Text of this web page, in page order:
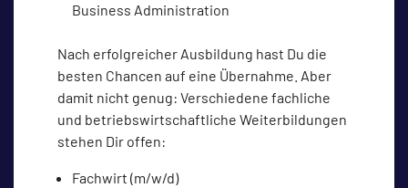
Business Administration
Nach erfolgreicher Ausbildung hast Du die
besten Chancen auf eine Übernahme. Aber
damit nicht genug: Verschiedene fachliche
und betriebswirtschaftliche Weiterbildungen
stehen Dir offen:
Fachwirt (m/w/d)